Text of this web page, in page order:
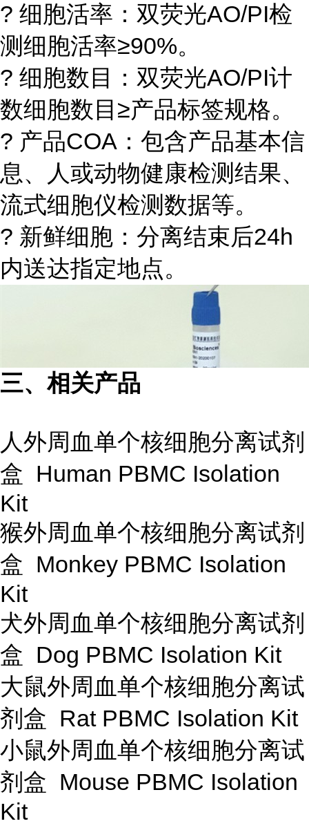
? 细胞活率：双荧光AO/PI检
测细胞活率≥90%。
? 细胞数目：双荧光AO/PI计
数细胞数目≥产品标签规格。
? 产品COA：包含产品基本信
息、人或动物健康检测结果、
流式细胞仪检测数据等。
? 新鲜细胞：分离结束后24h
内送达指定地点。
三、相关产品
人外周血单个核细胞分离试剂
盒 Human PBMC Isolation
Kit
猴外周血单个核细胞分离试剂
盒 Monkey PBMC Isolation
Kit
犬外周血单个核细胞分离试剂
盒 Dog PBMC Isolation Kit
大鼠外周血单个核细胞分离试
剂盒 Rat PBMC Isolation Kit
小鼠外周血单个核细胞分离试
剂盒 Mouse PBMC Isolation
Kit